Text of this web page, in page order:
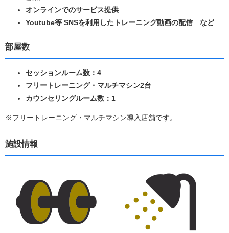
オンラインでのサービス提供
Youtube等 SNSを利用したトレーニング動画の配信 など
部屋数
セッションルーム数：4
フリートレーニング・マルチマシン2台
カウンセリングルーム数：1
※フリートレーニング・マルチマシン導入店舗です。
施設情報